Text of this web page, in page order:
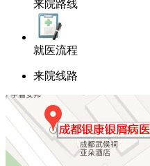
来院路线
就医流程
来院线路